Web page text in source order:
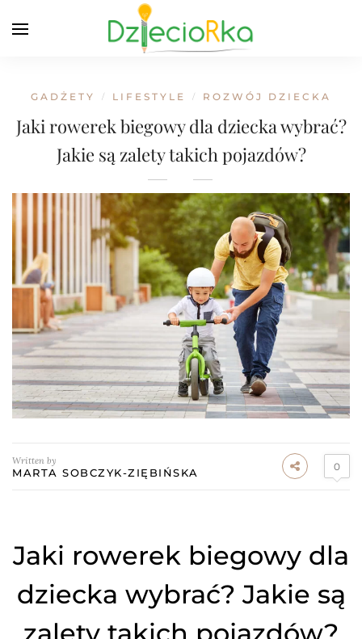
GADŻETY / LIFESTYLE / ROZWÓJ DZIECKA
Jaki rowerek biegowy dla dziecka wybrać?
Jakie są zalety takich pojazdów?
Written by
MARTA SOBCZYK-ZIĘBIŃSKA 0
Jaki rowerek biegowy dla
dziecka wybrać? Jakie są